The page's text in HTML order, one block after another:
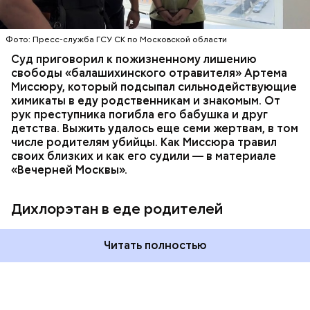
Фото: Пресс-служба ГСУ СК по Московской области
Суд приговорил к пожизненному лишению
свободы «балашихинского отравителя» Артема
Миссюру, который подсыпал сильнодействующие
химикаты в еду родственникам и знакомым. От
рук преступника погибла его бабушка и друг
детства. Выжить удалось еще семи жертвам, в том
числе родителям убийцы. Как Миссюра травил
своих близких и как его судили — в материале
«Вечерней Москвы».
Дихлорэтан в еде родителей
химикат дихлорэтан, который не мог попасть в
организм супругов случайно. То же самое вещество
нашли в еде, изъятой из квартиры пострадавших.
Читать полностью